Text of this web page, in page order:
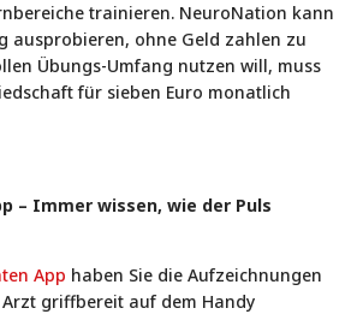
trainieren. NeuroNation kann
ausprobieren, ohne Geld zahlen zu
Übungs-Umfang nutzen will, muss
für sieben Euro monatlich
– Immer wissen, wie der Puls
App haben Sie die Aufzeichnungen
griffbereit auf dem Handy